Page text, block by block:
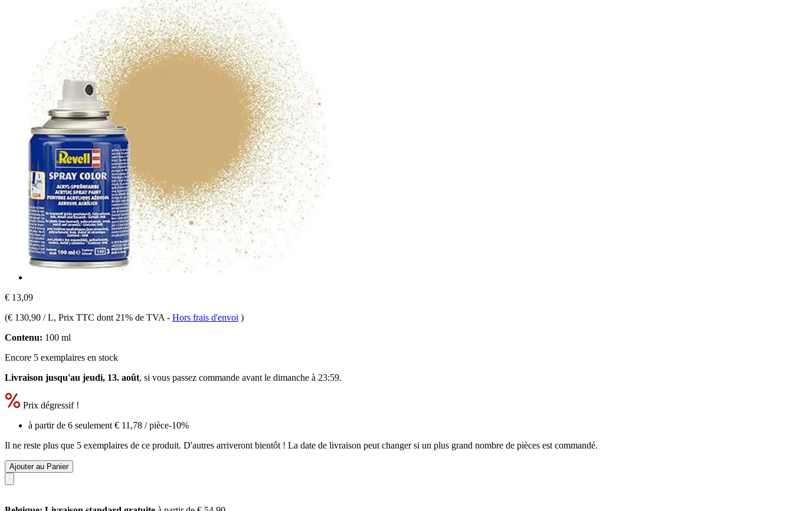
€ 13,09
(€ 130,90 / L, Prix TTC dont 21% de TVA - Hors frais d'envoi )
Contenu: 100 ml
Encore 5 exemplaires en stock
Livraison jusqu'au jeudi, 13. août, si vous passez commande avant le dimanche à 23:59.
Prix dégressif !
à partir de 6 seulement € 11,78 / pièce-10%
Il ne reste plus que 5 exemplaires de ce produit. D'autres arriveront bientôt ! La date de livraison peut changer si un plus grand nombre de pièces est commandé.
Ajouter au Panier